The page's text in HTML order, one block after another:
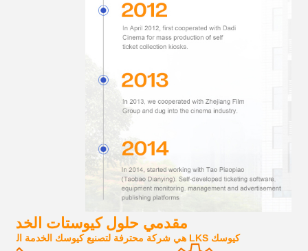
مقدمي حلول كيوستات الخدمة
كيوسك LKS هي شركة محترفة لتصنيع كيوسك الخدمة الذاتية، دعونا نساعدك على إنشاء حل كيوسك مخصص لك!